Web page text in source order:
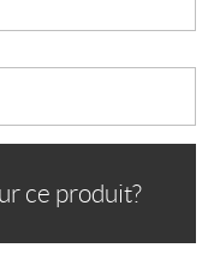
ce produit?